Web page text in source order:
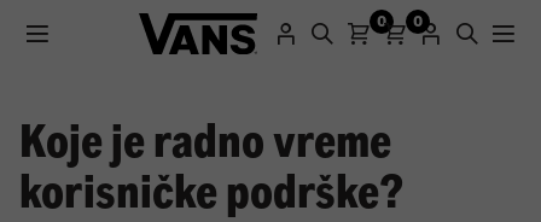
0 0
Koje je radno vreme
korisničke podrške?
Registracijom na naš sajt dobijate promo kod sa 25%
popusta za prvu kupovinu.